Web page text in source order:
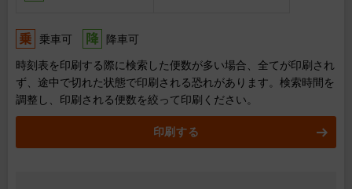
乗車可
降車可
時刻表を印刷する際に検索した便数が多い場合、全てが印刷され
ず、途中で切れた状態で印刷される恐れがあります。検索時間を
調整し、印刷される便数を絞って印刷ください。
印刷する